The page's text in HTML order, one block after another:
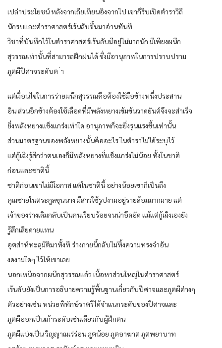
เปล่าประโยชน์ หลังจากเถียเทียนอิงจากไป เขาก็รีบเปิดตำราวิถี
นักรบและตำราศาสตร์เร้นลับขึ้นมาอ่านทันที
วิชาที่บันทึกไว้ในตำราศาสตร์เร้นลับมีอยู่ไม่มากนัก มีเพียงผนึก
สุวรรณเท่านั้นที่สามารถฝึกฝนได้ ซึ่งมีอานุภาพในการปราบปราม
ภูตผีปีศาจระดับต ่า
แต่เงื่อนไขในการร่ายผนึกสุวรรณคือต้องใช้มือข้างหนึ่งประสาน
อิน ส่วนอีกข้างต้องใช้เลือดที่มีพลังหยางเข้มข้นวาดยันต์จึงจะสำเร็จ
ยิ่งพลังหยางแข็งแกร่งเท่าใด อานุภาพก็จะยิ่งรุนแรงขึ้นเท่านั้น
ส่วนมาตรฐานของพลังหยางนั้นคืออะไร ในตำราไม่ได้ระบุไว้
แต่กู้เฉิงรู้สึกว่าตนเองก็มีพลังหยางที่แข็งแกร่งไม่น้อย ทั้งในชาติ
ก่อนและชาตินี้
ชาติก่อนเขาไม่มีโอกาส แต่ในชาตินี้ อย่างน้อยเขาก็เป็นถึง
คุณชายในตระกูลขุนนาง มีสาวใช้รูปงามอยู่รายล้อมมากมาย แต่
เจ้าของร่างเดิมกลับเป็นคนเรียบร้อยจนน่าอึดอัด แม้แต่กู้เฉิงเองยัง
รู้สึกเสียดายแทน
อุตส่าห์ทะลุมิติมาทั้งที ร่างกายนี้กลับไม่ทิ้งความทรงจำอัน
งดงามใดๆ ไว้ให้เขาเลย
นอกเหนือจากผนึกสุวรรณแล้ว เนื้อหาส่วนใหญ่ในตำราศาสตร์
เร้นลับยังเป็นการอธิบายความรู้พื้นฐานเกี่ยวกับปีศาจและภูตผีต่างๆ
ตัวอย่างเช่น หน่วยพิทักษ์ราตรีได้จำแนกระดับของปีศาจและ
ภูตผีออกเป็นเก้าระดับเช่นเดียวกับผู้ฝึกตน
ภูตผีแบ่งเป็น วิญญาณเร่ร่อน ภูตน้อย ภูตอาฆาต ภูตพยาบาท